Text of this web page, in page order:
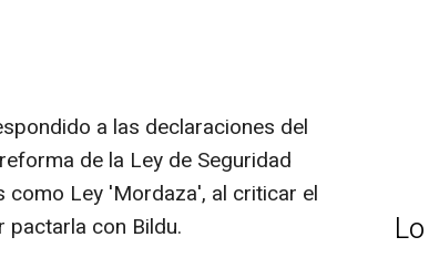
a las declaraciones del
de la Ley de Seguridad
Ley 'Mordaza', al criticar el
pactarla con Bildu.